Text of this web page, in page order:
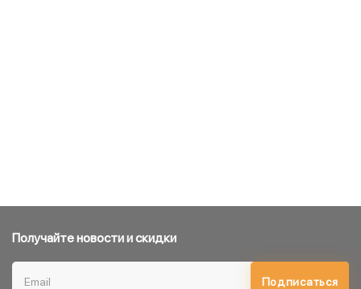
Получайте новости и скидки
Подписаться